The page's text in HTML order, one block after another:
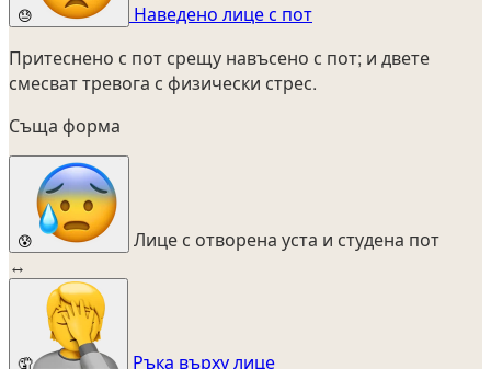
😓
Наведено лице с пот
Притеснено с пот срещу навъсено с пот; и двете
смесват тревога с физически стрес.
Съща форма
😰
Лице с отворена уста и студена пот
↔
🤦
Ръка върху лице